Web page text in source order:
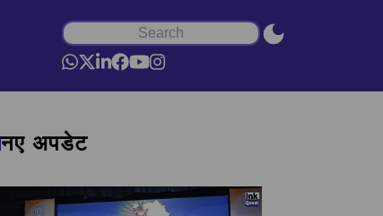
नए अपडेट